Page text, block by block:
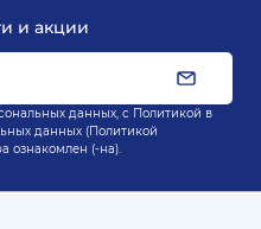
и акции
данных, с Политикой в
данных (Политикой
ознакомлен (-на).